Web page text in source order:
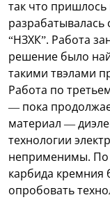
так что пришлось
“НЗХК”. Работа
решение было
такими твэлами
Работа по
— пока
материал —
технологии
неприменимы. По
карбида
опробовать